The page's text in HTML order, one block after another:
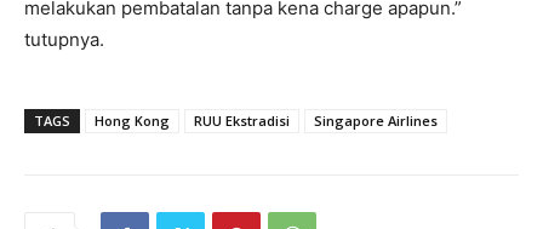
melakukan pembatalan tanpa kena charge apapun.”
tutupnya.
TAGS Hong Kong RUU Ekstradisi Singapore Airlines